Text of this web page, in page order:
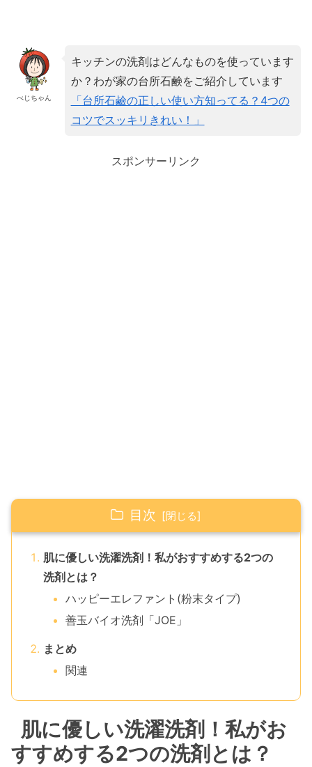
べじちゃん
キッチンの洗剤はどんなものを使っています
か？わが家の台所石鹸をご紹介しています
「台所石鹼の正しい使い方知ってる？4つの
コツでスッキリきれい！」
スポンサーリンク
目次
肌に優しい洗濯洗剤！私がおすすめする2つの
洗剤とは？
ハッピーエレファント(粉末タイプ)
善玉バイオ洗剤「JOE」
まとめ
関連
肌に優しい洗濯洗剤！私がお
すすめする2つの洗剤とは？